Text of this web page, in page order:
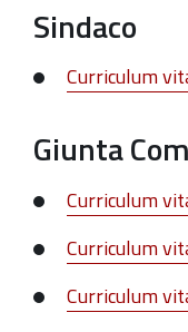
Sindaco
Curriculum
Giunta
Curriculum
Curriculum
Curriculum